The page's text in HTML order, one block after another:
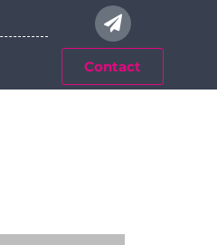
Contact